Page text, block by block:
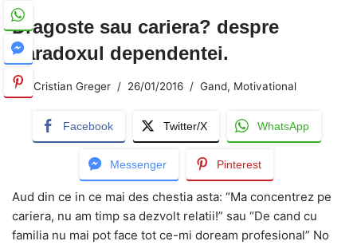
Dragoste sau cariera? despre
Paradoxul dependentei.
Cristian Greger 26/01/2016 Gand, Motivational
Facebook Twitter/X WhatsApp
Messenger Pinterest
Aud din ce in ce mai des chestia asta: “Ma concentrez pe
cariera, nu am timp sa dezvolt relatii!” sau “De cand cu
familia nu mai pot face tot ce-mi doream profesional” No